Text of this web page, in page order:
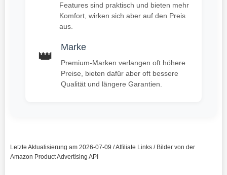
Features sind praktisch und bieten mehr
Komfort, wirken sich aber auf den Preis
aus.
👑
Marke
Premium-Marken verlangen oft höhere
Preise, bieten dafür aber oft bessere
Qualität und längere Garantien.
Letzte Aktualisierung am 2026-07-09 / Affiliate Links / Bilder von der
Amazon Product Advertising API